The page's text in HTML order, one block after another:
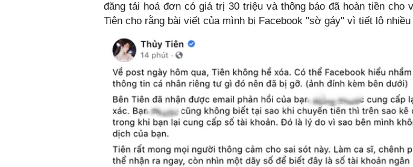
đăng tải hoá đơn có giá trị 30 triệu và thông báo đã hoàn tiền cho
Tiên cho rằng bài viết của mình bị Facebook "sờ gáy" vì tiết lộ